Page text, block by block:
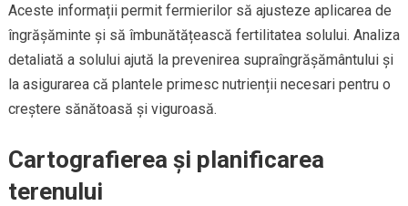
Aceste informații permit fermierilor să ajusteze aplicarea de
îngrășăminte și să îmbunătățească fertilitatea solului. Analiza
detaliată a solului ajută la prevenirea supraîngrășământului și
la asigurarea că plantele primesc nutrienții necesari pentru o
creștere sănătoasă și viguroasă.
Cartografierea și planificarea
terenului